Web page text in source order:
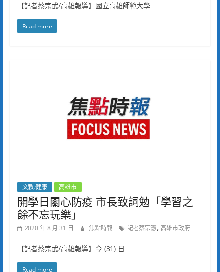
【記者蔡宗武/高雄報導】國立高雄師範大學
Read more
文教.健康 高雄市
開學日關心防疫 市長致詞勉「學習之
餘不忘玩樂」
2020 年 8 月 31 日 焦點時報 記者蔡宗憲, 高雄市政府
【記者蔡宗武/高雄報導】今 (31) 日
Read more